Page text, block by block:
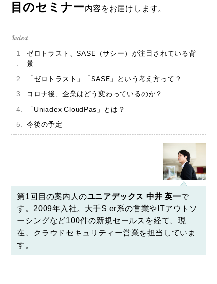
目のセミナー内容をお届けします。
ゼロトラスト、SASE（サシー）が注目されている背
景
「ゼロトラスト」「SASE」という考え方って？
コロナ後、企業はどう変わっているのか？
「Uniadex CloudPas」とは？
今後の予定
第1回目の案内人のユニアデックス 中井 英一で
す。2009年入社。大手SIer系の営業やITアウトソ
ーシングなど100件の新規セールスを経て、現
在、クラウドセキュリティー営業を担当していま
す。